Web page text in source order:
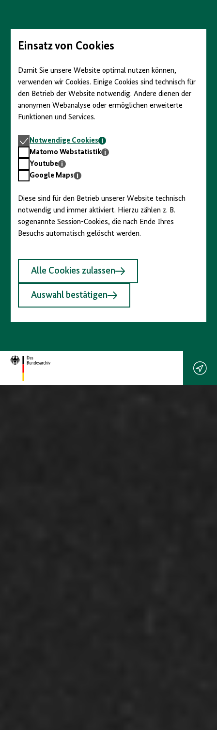
Einsatz von Cookies
Damit Sie unsere Website optimal nutzen können,
verwenden wir Cookies. Einige Cookies sind technisch für
den Betrieb der Website notwendig. Andere dienen der
anonymen Webanalyse oder ermöglichen erweiterte
Funktionen und Services.
Notwendige
Cookies
Notwendige Cookies
Matomo
Webstatistik
Matomo Webstatistik
Youtube
Youtube
GoogleGoogle Maps
Diese sind für den Betrieb unserer Website technisch
notwendig und immer aktiviert. Hierzu zählen z. B.
sogenannte Session-Cookies, die nach Ende Ihres
Besuchs automatisch gelöscht werden.
Alle Cookies zulassen
Auswahl bestätigen
Berlin
I. Ursachen
II. Aufstand in den Bezirken
IV. Die Sicht westlicher Geheimdienste
Zu allen Geschichten